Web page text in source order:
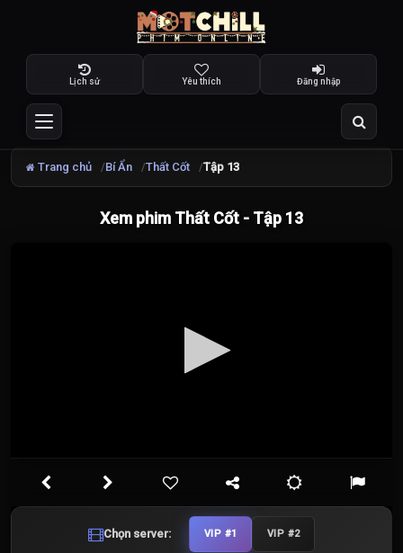
Lịch sử Yêu thích Đăng nhập
Trang chủ Bí Ẩn Thất Cốt Tập 13
Xem phim Thất Cốt - Tập 13
Chọn server: VIP #1 VIP #2